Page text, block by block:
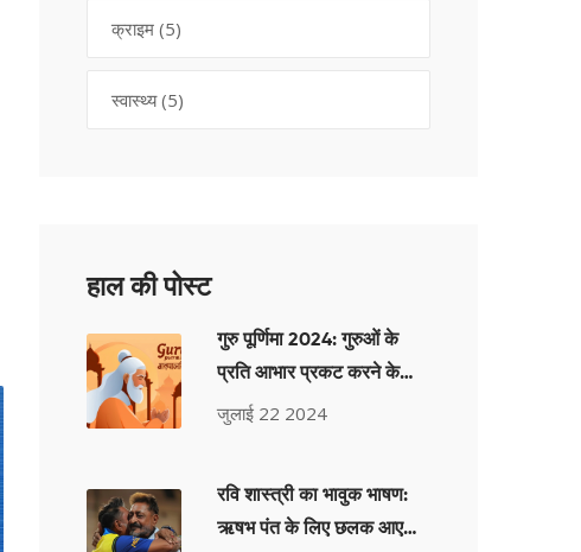
क्राइम (5)
स्वास्थ्य(5)
हाल की पोस्ट
गुरु पूर्णिमा 2024: गुरुओं के
प्रति आभार प्रकट करने के
संदेश और प्रेरणादायक उद्धरण
जुलाई 22 2024
रवि शास्त्री का भावुक भाषण:
ऋषभ पंत के लिए छलक आए